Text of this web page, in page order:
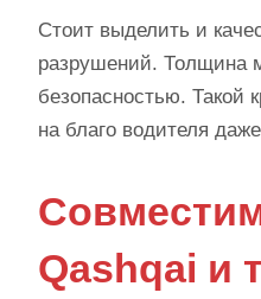
Стоит выделить и
разрушений. Толщина
безопасностью. Такой
на благо водителя
Qashqai и